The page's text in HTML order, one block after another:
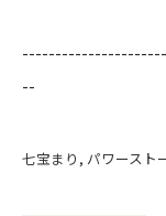
--
七宝まり パワースト